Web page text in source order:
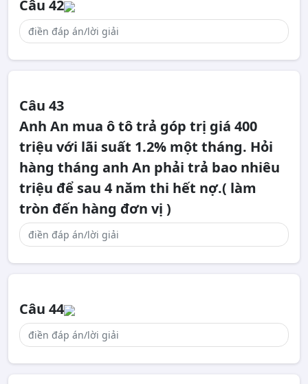
Câu 42
Câu 43
Anh An mua ô tô trả góp trị giá 400
triệu với lãi suất 1.2% một tháng. Hỏi
hàng tháng anh An phải trả bao nhiêu
triệu để sau 4 năm thi hết nợ.( làm
tròn đến hàng đơn vị )
Câu 44